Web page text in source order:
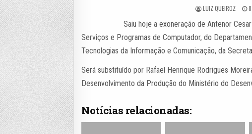
LUIZ QUEIROZ 8
Saiu hoje a exoneração de Antenor
Serviços e Programas de Computador, do
Tecnologias da Informação e Comunicação, da
Será substituído por Rafael Henrique Rodrigues
Desenvolvimento da Produção do Ministério do
Notícias relacionadas: